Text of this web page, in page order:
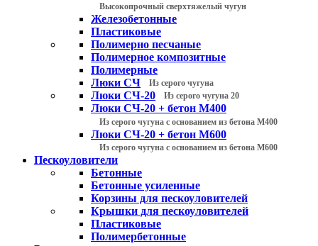
Высокопрочный сверхтяжелый чугун
Железобетонные
Пластиковые
Полимерно песчаные
Полимерное композитные
Полимерные
Люки СЧ
Из серого чугуна
Люки СЧ-20 Из серого чугуна 20
Люки СЧ-20 + бетон М400
Из серого чугуна с основанием из бетона М400
Люки СЧ-20 + бетон М600
Из серого чугуна с основанием из бетона М600
Пескоуловители
Бетонные
Бетонные усиленные
Корзины для пескоуловителей
Крышки для пескоуловителей
Пластиковые
Полимербетонные